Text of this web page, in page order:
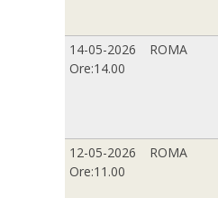
14-05-2026
Ore:14.00
ROMA
12-05-2026
Ore:11.00
ROMA